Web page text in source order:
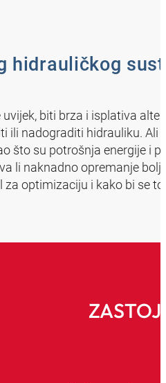
hidrauličkog
uvijek, biti brza i isplativa
ili nadograditi hidrauliku.
što su potrošnja energije i
li naknadno opremanje
optimizaciju i kako bi se